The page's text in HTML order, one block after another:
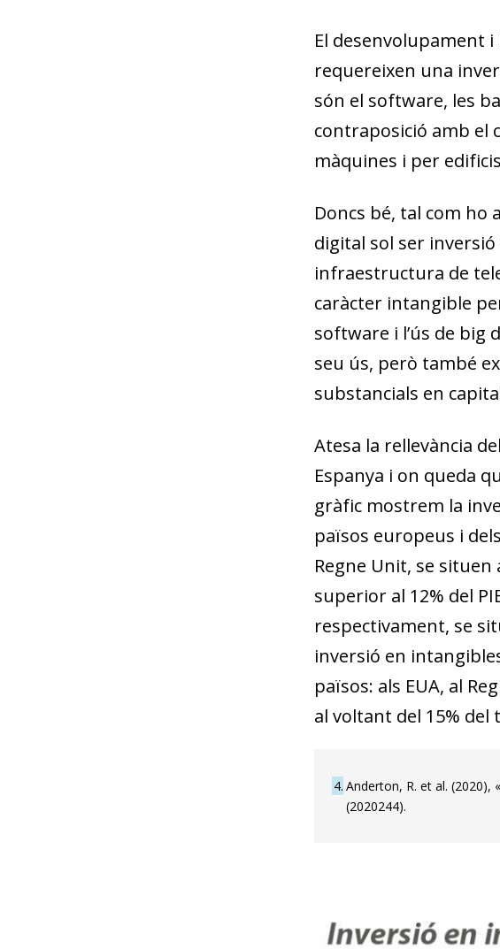
El desenvolupament
requereixen una
són el software, les
contraposició amb el
màquines i per
Doncs bé, tal com
digital sol ser
infraestructura de
caràcter intangible
software i l’ús de big
seu ús, però també
substancials en
Atesa la rellevància
Espanya i on queda
gràfic mostrem la
països europeus i
Regne Unit, se
superior al 12% del
respectivament, se
inversió en
països: als EUA, al
al voltant del 15% del
4 Anderton, R. et al. (2020),
(2020244).